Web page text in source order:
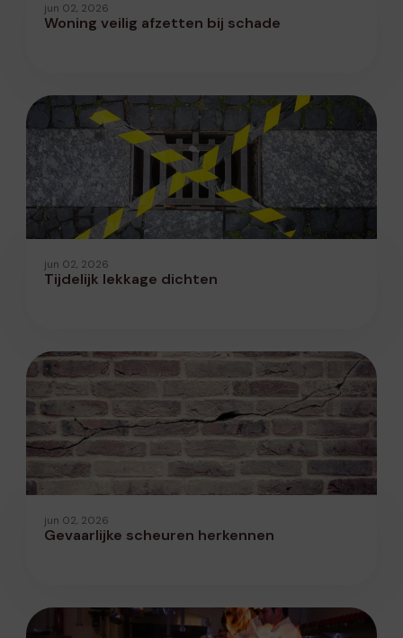
jun 02, 2026
Woning veilig afzetten bij schade
jun 02, 2026
Tijdelijk lekkage dichten
jun 02, 2026
Gevaarlijke scheuren herkennen